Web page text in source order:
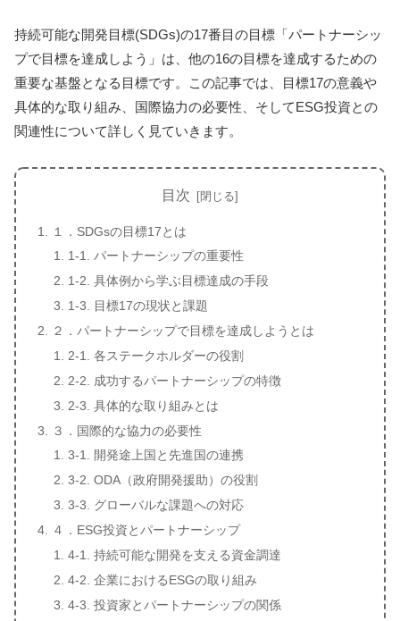
持続可能な開発目標(SDGs)の17番目の目標「パートナーシッ
プで目標を達成しよう」は、他の16の目標を達成するための
重要な基盤となる目標です。この記事では、目標17の意義や
具体的な取り組み、国際協力の必要性、そしてESG投資との
関連性について詳しく見ていきます。
目次
１．SDGsの目標17とは
1-1. パートナーシップの重要性
1-2. 具体例から学ぶ目標達成の手段
1-3. 目標17の現状と課題
２．パートナーシップで目標を達成しようとは
2-1. 各ステークホルダーの役割
2-2. 成功するパートナーシップの特徴
2-3. 具体的な取り組みとは
３．国際的な協力の必要性
3-1. 開発途上国と先進国の連携
3-2. ODA（政府開発援助）の役割
3-3. グローバルな課題への対応
４．ESG投資とパートナーシップ
4-1. 持続可能な開発を支える資金調達
4-2. 企業におけるESGの取り組み
4-3. 投資家とパートナーシップの関係